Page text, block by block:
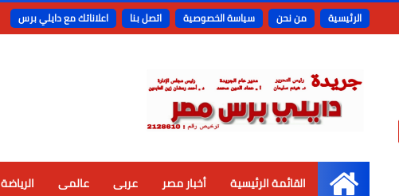
الرئيسية من نحن سياسة الخصوصية اتصل بنا اعلاناتك مع دايلي برس
الرئيسية
القائمة الرئيسية أخبار مصر عربى عالمى الرياضة